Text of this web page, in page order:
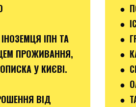
ІПН ТА
ПРОЖИВАННЯ,
У КИЄВІ.
ВІД
●
●
●
●
●
●
●